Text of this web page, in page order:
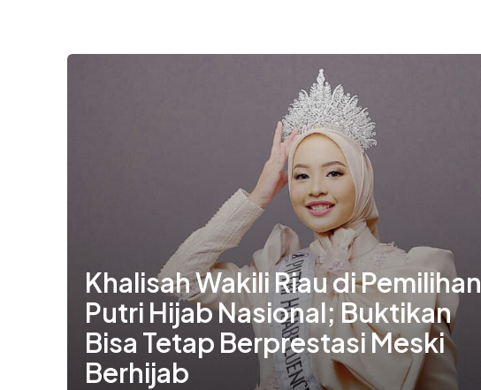
Khalisah Wakili Riau di Pemilihan
Putri Hijab Nasional; Buktikan
Bisa Tetap Berprestasi Meski
Berhijab